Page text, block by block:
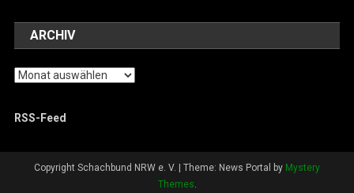
ARCHIV
Archiv
RSS-Feed
Copyright Schachbund NRW e. V. Theme: News Portal by Mystery
Themes.